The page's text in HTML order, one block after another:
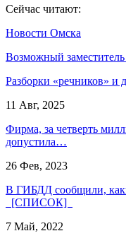
Сейчас читают:
Новости Омска
Возможный
Разборки «речников» и
11 Авг, 2025
Фирма, за четверть
допустила…
26 Фев, 2023
В ГИБДД сообщили,
[СПИСОК]
7 Май, 2022